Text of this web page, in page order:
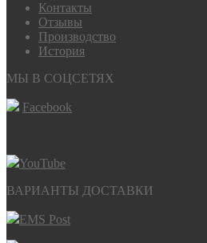
Контакты
Отзывы
Производство
История
МЫ В СОЦСЕТЯХ
Facebook
YouTube
ВАРИАНТЫ ДОСТАВКИ
EMS Post